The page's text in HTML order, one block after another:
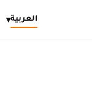
العربية▾